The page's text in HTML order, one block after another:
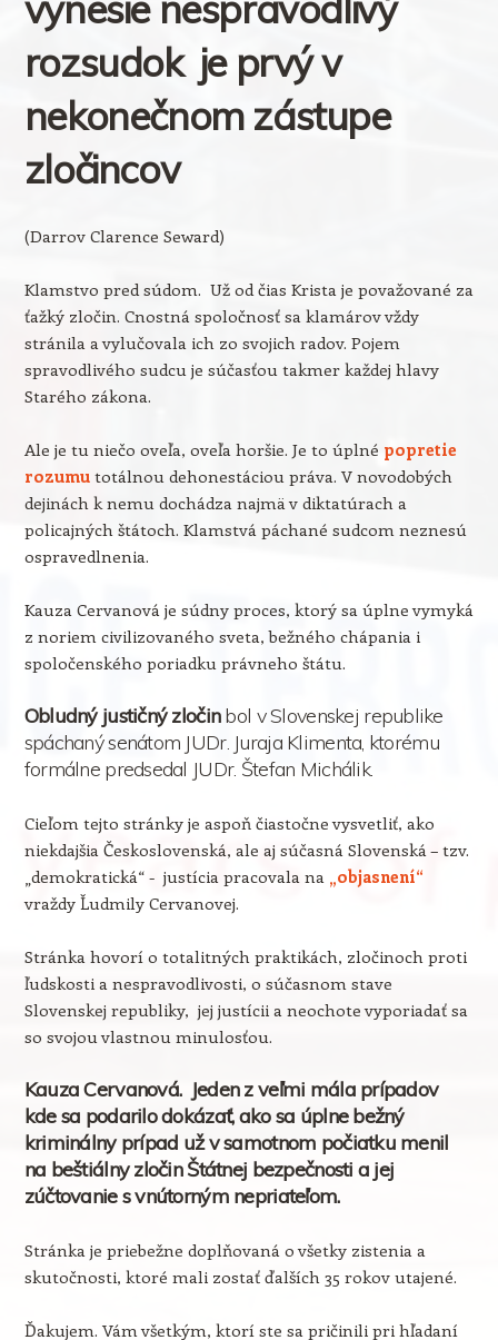
rozsudok je prvý v
nekonečnom zástupe
zločincov
(Darrov Clarence Seward)
Klamstvo pred súdom. Už od čias Krista je považované za
ťažký zločin. Cnostná spoločnosť sa klamárov vždy
stránila a vylučovala ich zo svojich radov. Pojem
spravodlivého sudcu je súčasťou takmer každej hlavy
Starého zákona.
Ale je tu niečo oveľa, oveľa horšie. Je to úplné popretie
rozumutotálnou dehonestáciou práva. V novodobých
dejinách k nemu dochádza najmä v diktatúrach a
policajných štátoch. Klamstvá páchané sudcom neznesú
ospravedlnenia.
Kauza Cervanová je súdny proces, ktorý sa úplne vymyká
z noriem civilizovaného sveta, bežného chápania i
spoločenského poriadku právneho štátu.
Obludný justičný zločinbol v Slovenskej republike
spáchaný senátom JUDr. Juraja Klimenta, ktorému
formálne predsedal JUDr. Štefan Michálik.
Cieľom tejto stránky je aspoň čiastočne vysvetliť, ako
niekdajšia Československá, ale aj súčasná Slovenská – tzv.
„demokratická“ - justícia pracovala na „objasnení“
vraždy Ľudmily Cervanovej.
Stránka hovorí o totalitných praktikách, zločinoch proti
ľudskosti a nespravodlivosti, o súčasnom stave
Slovenskej republiky, jej justícii a neochote vyporiadať sa
so svojou vlastnou minulosťou.
Kauza Cervanová. Jeden z veľmi mála prípadov
kde sa podarilo dokázať, ako sa úplne bežný
kriminálny prípad už v samotnom počiatku menil
na beštiálny zločin Štátnej bezpečnosti a jej
zúčtovanie s vnútorným nepriateľom.
Stránka je priebežne doplňovaná o všetky zistenia a
skutočnosti, ktoré mali zostať ďalších 35 rokov utajené.
Ďakujem. Vám všetkým, ktorí ste sa pričinili pri hľadaní